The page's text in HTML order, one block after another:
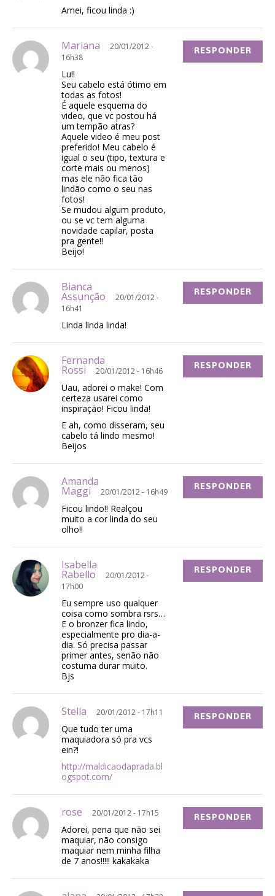
Amei, ficou linda :)
Mariana
20/01/2012 -
16h38
Lu!!
Seu cabelo está ótimo em
todas as fotos!
É aquele esquema do
video, que vc postou há
um tempão atras?
Aquele video é meu post
preferido! Meu cabelo é
igual o seu (tipo, textura e
corte mais ou menos)
mas ele não fica tão
lindão como o seu nas
fotos!
Se mudou algum produto,
ou se vc tem alguma
novidade capilar, posta
pra gente!!
Beijo!
RESPONDER
Bianca
Assunção
20/01/2012 -
16h41
Linda linda linda!
RESPONDER
Fernanda
Rossi 20/01/2012 - 16h46
Uau, adorei o make! Com
certeza usarei como
inspiração! Ficou linda!
E ah, como disseram, seu
cabelo tá lindo mesmo!
Beijos
RESPONDER
Amanda
Maggi 20/01/2012 - 16h49
Ficou lindo!! Realçou
muito a cor linda do seu
olho!!
RESPONDER
Isabella
Rabello
20/01/2012 -
17h00
Eu sempre uso qualquer
coisa como sombra rsrs…
E o bronzer fica lindo,
especialmente pro dia-a-
dia. Só precisa passar
primer antes, senão não
costuma durar muito.
Bjs
RESPONDER
Stella 20/01/2012 - 17h11
Que tudo ter uma
maquiadora só pra vcs
ein?!
http://maldicaodaprada.bl
ogspot.com/
RESPONDER
rose 20/01/2012 - 17h15
Adorei, pena que não sei
maquiar, não consigo
maquiar nem minha filha
de 7 anos!!!!! kakakaka
RESPONDER